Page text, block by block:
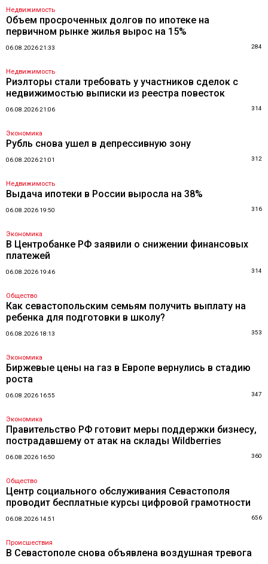
Недвижимость
Объем просроченных долгов по ипотеке на
первичном рынке жилья вырос на 15%
06.08.2026 21:33 284
Недвижимость
Риэлторы стали требовать у участников сделок с
недвижимостью выписки из реестра повесток
06.08.2026 21:06 314
Экономика
Рубль снова ушел в депрессивную зону
06.08.2026 21:01 312
Недвижимость
Выдача ипотеки в России выросла на 38%
06.08.2026 19:50 316
Экономика
В Центробанке РФ заявили о снижении финансовых
платежей
06.08.2026 19:46 314
Общество
Как севастопольским семьям получить выплату на
ребенка для подготовки в школу?
06.08.2026 18:13 353
Экономика
Биржевые цены на газ в Европе вернулись в стадию
роста
06.08.2026 16:55 347
Экономика
Правительство РФ готовит меры поддержки бизнесу,
пострадавшему от атак на склады Wildberries
06.08.2026 16:50 360
Общество
Центр социального обслуживания Севастополя
проводит бесплатные курсы цифровой грамотности
06.08.2026 14:51 656
Происшествия
В Севастополе снова объявлена воздушная тревога